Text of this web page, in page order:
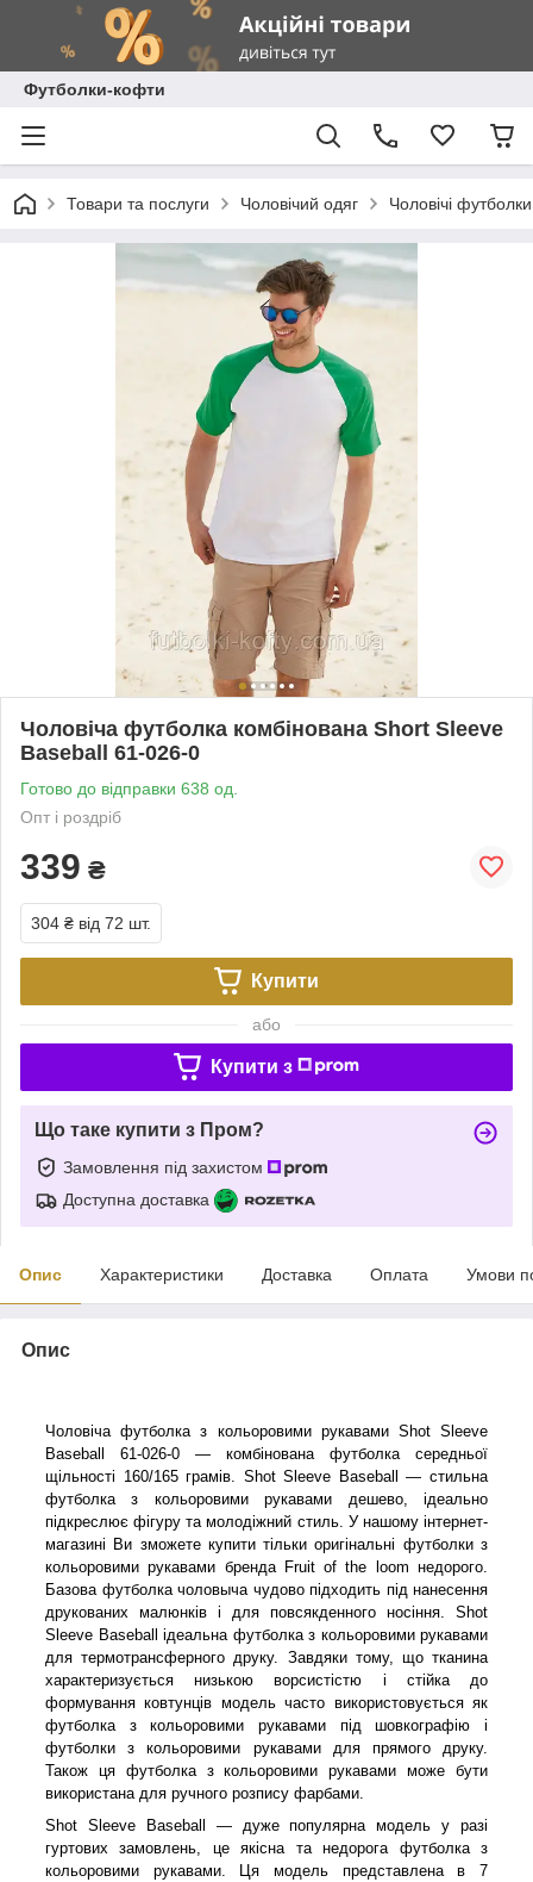
Футболки-кофти
Товари та послуги Чоловічий одяг Чоловічі футболки
Чоловіча футболка комбінована Short Sleeve
Baseball 61-026-0
Готово до відправки 638 од.
Опт і роздріб
339 ₴
304 ₴ від 72 шт.
Купити
або
Купити з
Що таке купити з Пром?
Замовлення під захистом
Доступна доставка
Опис Характеристики Доставка Оплата Умови
Опис
Чоловіча футболка з кольоровими рукавами Shot Sleeve
Baseball 61-026-0 — комбінована футболка середньої
щільності 160/165 грамів. Shot Sleeve Baseball — стильна
футболка з кольоровими рукавами дешево, ідеально
підкреслює фігуру та молодіжний стиль. У нашому інтернет-
магазині Ви зможете купити тільки оригінальні футболки з
кольоровими рукавами бренда Fruit of the loom недорого.
Базова футболка чоловыча чудово підходить під нанесення
друкованих малюнків і для повсякденного носіння. Shot
Sleeve Baseball ідеальна футболка з кольоровими рукавами
для термотрансферного друку. Завдяки тому, що тканина
характеризується низькою ворсистістю і стійка до
формування ковтунців модель часто використовується як
футболка з кольоровими рукавами під шовкографію і
футболки з кольоровими рукавами для прямого друку.
Також ця футболка з кольоровими рукавами може бути
використана для ручного розпису фарбами.
Shot Sleeve Baseball — дуже популярна модель у разі
гуртових замовлень, це якісна та недорога футболка з
кольоровими рукавами. Ця модель представлена в 7